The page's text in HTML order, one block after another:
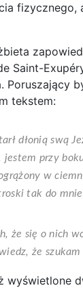
Saint-
tekstem:
dłonią swą
jestem przy
w
tak do mnie
że się o nich
że szukam
wyświetlone